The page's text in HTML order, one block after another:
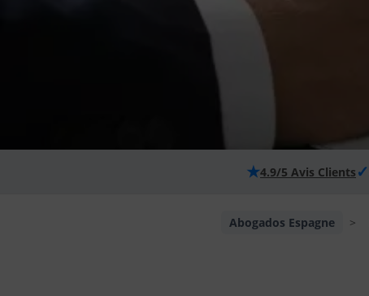
★4.9/5 Avis Clients ✓
Abogados Espagne >